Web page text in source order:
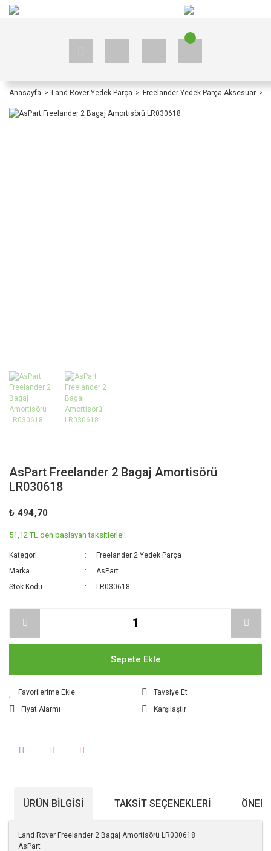
Anasayfa Land Rover Yedek Parça Freelander Yedek Parça Aksesuar
AsPart Freelander 2 Bagaj Amortisörü
LR030618
₺ 494,70
51,12 TL den başlayan taksitlerle!!
Kategori
Freelander 2 Yedek Parça
Marka
AsPart
Stok Kodu
LR030618
Sepete Ekle
Tavsiye Et
Fiyat Alarmı
Karşılaştır
ÜRÜN BILGISI TAKSIT SEÇENEKLERI
Land Rover Freelander 2 Bagaj Amortisörü LR030618
AsPart